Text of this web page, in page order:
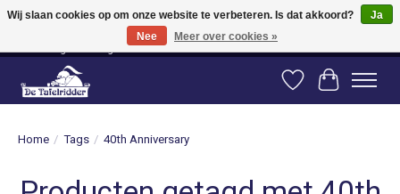
Vanaf 80 euro gratis verzending binnen Nederland! Vanaf 100 euro gratis
verzending naar België en Duitsland!
Verlanglijst
Home / Tags / 40th Anniversary
Wij slaan cookies op om onze website te verbeteren. Is dat akkoord?
Ja
Nee
Meer over cookies »